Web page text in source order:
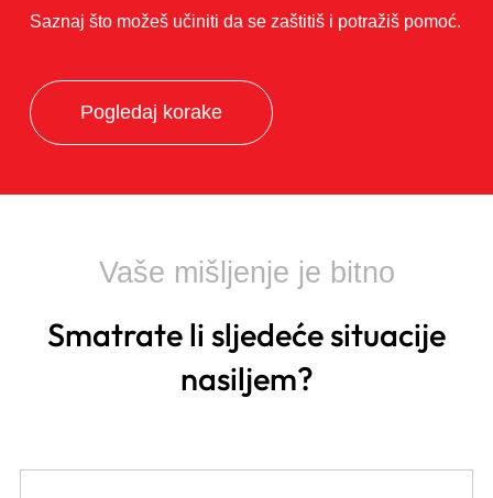
Saznaj što možeš učiniti da se zaštitiš i potražiš pomoć.
Pogledaj korake
Vaše mišljenje je bitno
Smatrate li sljedeće situacije
nasiljem?